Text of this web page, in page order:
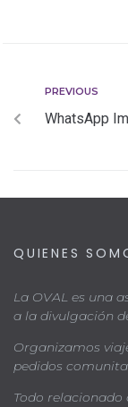
PREVIOUS
WhatsApp
QUIENES
La OVAL es una
a la divulgación
Organizamos
pedidos
Todo